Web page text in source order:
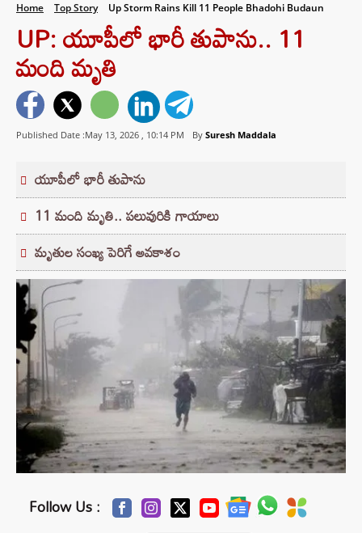
Home Top Story Up Storm Rains Kill 11 People Bhadohi Budaun
UP: యూపీలో భారీ తుపాను.. 11
మంది మృతి
Published Date :May 13, 2026 , 10:14 PM By Suresh Maddala
యూపీలో భారీ తుపాను
11 మంది మృతి.. పలువురికి గాయాలు
మృతుల సంఖ్య పెరిగే అవకాశం
Follow Us :